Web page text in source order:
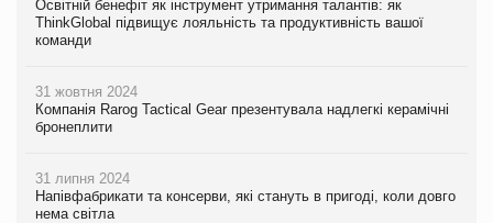
Освітній бенефіт як інструмент утримання талантів: як
ThinkGlobal підвищує лояльність та продуктивність вашої
команди
31 жовтня 2024
Компанія Rarog Tactical Gear презентувала надлегкі керамічні
бронеплити
31 липня 2024
Напівфабрикати та консерви, які стануть в пригоді, коли довго
нема світла